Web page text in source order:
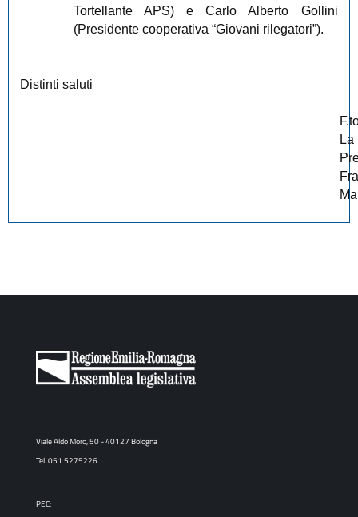
Tortellante APS) e Carlo Alberto Gollini
(Presidente cooperativa “Giovani rilegatori”).
Distinti saluti
La
Viale Aldo Moro, 50 - 40127 Bologna
Tel. 051 5275226
PEC: